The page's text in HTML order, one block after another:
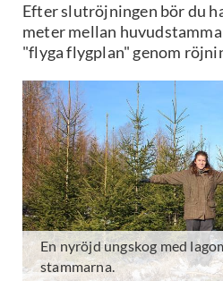
Efter slutröjningen bör du
meter mellan
"flyga flygplan" genom
En nyröjd ungskog med
stammarna.